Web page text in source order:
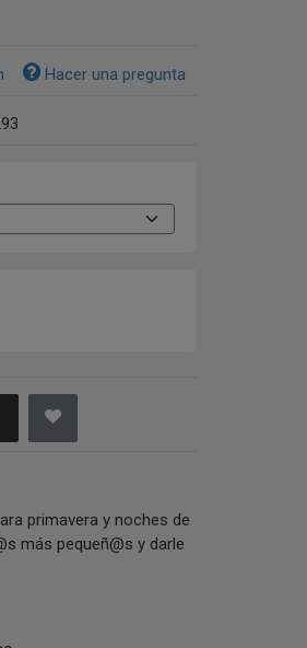
Hacer una pregunta
primavera y noches de
más pequeñ@s y darle